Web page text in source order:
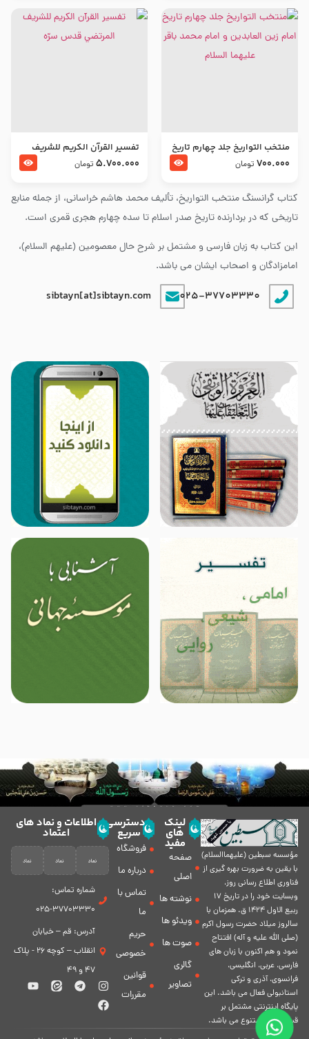
کتاب گرانسنگ منتخب التواريخ، تألیف محمد هاشم خراسانی، از جمله منابع
تاریخی که در بردارنده تاریخ صدر اسلام تا سده چهارم هجری قمری است.
این کتاب به زبان فارسی و مشتمل بر شرح حال معصومین (علیهم السلام)،
امامزادگان و اصحاب ایشان می باشد.
025-37703330
sibtayn[at]sibtayn.com
منتخب التواریخ جلد چهارم تاریخ
امام زین العابدین و امام محمد
700.000 تومان
تفسير القرآن الكريم للشريف
المرتضي قدس سرّه
5.700.000 تومان
مؤسسه سبطين (عليهماالسلام)
با يقين به ضرورت بهره گیرى از
فناورى اطلاع رسانى روز،
وبسایت خود را در تاريخ 17
ربيع الاول 1424 ق. همزمان با
سالروز ميلاد حضرت رسول اكرم
(صلی الله علیه و آله) افتتاح
نمود و هم اكنون با زبان های
فارسی، عربى، انگلیسی،
فرانسوی، آذری و ترکی
استانبولی فعال مى باشد. اين
پايگاه اينترنتى مشتمل بر
قسمت هاى متنوع مى باشد.
لینک
های
مفید
صفحه
اصلی
نوشته ها
ویدئو ها
صوت ها
گالری
تصاویر
دسترسی
سریع
فروشگاه
درباره ما
تماس با
ما
حریم
خصوصی
قوانین
مقررات
اطلاعات و نماد های
اعتماد
شماره تماس:
37703330-025
آدرس: قم – خیابان
انقلاب – کوچه 26 - پلاک
47 و 49